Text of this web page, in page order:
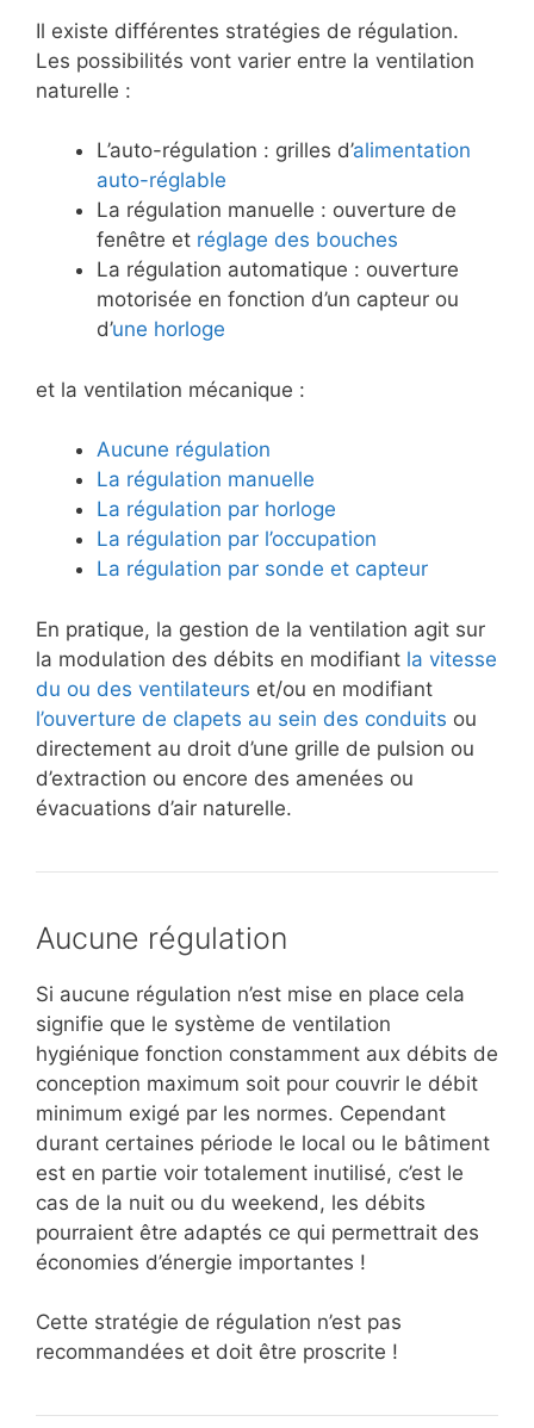
Il existe différentes stratégies de régulation.
Les possibilités vont varier entre la ventilation
naturelle :
L’auto-régulation : grilles d’alimentation
auto-réglable
La régulation manuelle : ouverture de
fenêtre et réglage des bouches
La régulation automatique : ouverture
motorisée en fonction d’un capteur ou
d’une horloge
et la ventilation mécanique :
Aucune régulation
La régulation manuelle
La régulation par horloge
La régulation par l’occupation
La régulation par sonde et capteur
En pratique, la gestion de la ventilation agit sur
la modulation des débits en modifiant la vitesse
du ou des ventilateurs et/ou en modifiant
l’ouverture de clapets au sein des conduits ou
directement au droit d’une grille de pulsion ou
d’extraction ou encore des amenées ou
évacuations d’air naturelle.
Aucune régulation
Si aucune régulation n’est mise en place cela
signifie que le système de ventilation
hygiénique fonction constamment aux débits de
conception maximum soit pour couvrir le débit
minimum exigé par les normes. Cependant
durant certaines période le local ou le bâtiment
est en partie voir totalement inutilisé, c’est le
cas de la nuit ou du weekend, les débits
pourraient être adaptés ce qui permettrait des
économies d’énergie importantes !
Cette stratégie de régulation n’est pas
recommandées et doit être proscrite !